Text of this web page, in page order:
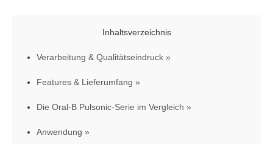
Inhaltsverzeichnis
Verarbeitung & Qualitätseindruck
Features & Lieferumfang
Die Oral-B Pulsonic-Serie im Vergleich
Anwendung